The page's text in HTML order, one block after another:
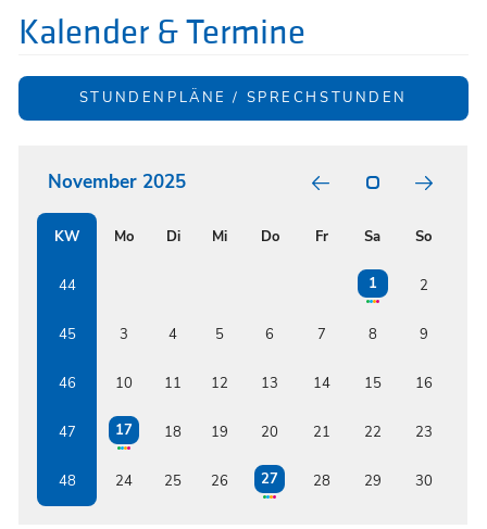
Kalender & Termine
STUNDENPLÄNE / SPRECHSTUNDEN
November 2025
KW Mo Di Mi Do Fr Sa So
44 1 2
45 3 4 5 6 7 8 9
46 10 11 12 13 14 15 16
47 17 18 19 20 21 22 23
48 24 25 26 27 28 29 30
FORMS
ISSF
AND